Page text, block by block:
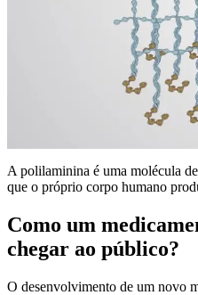
A polilaminina é uma molécula
que o próprio corpo humano
Como um
chegar ao público?
O desenvolvimento de um novo